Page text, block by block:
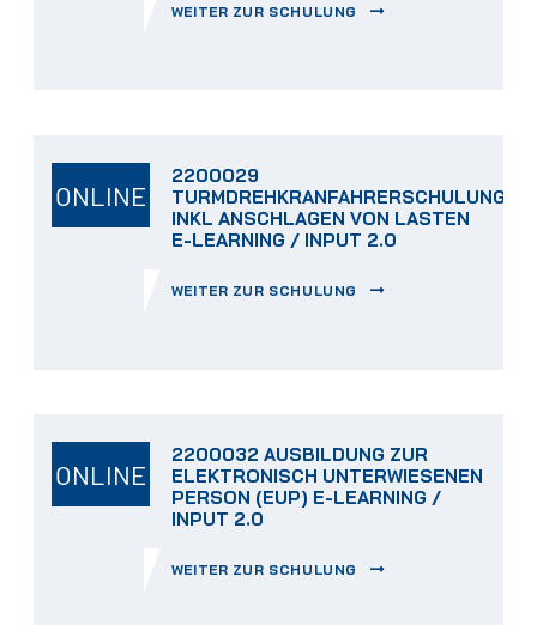
WEITER ZUR SCHULUNG
ONLINE
2200029
TURMDREHKRANFAHRERSCHULUNG
INKL ANSCHLAGEN VON LASTEN
E-LEARNING / INPUT 2.0
WEITER ZUR SCHULUNG
ONLINE
2200032 AUSBILDUNG ZUR
ELEKTRONISCH UNTERWIESENEN
PERSON (EUP) E-LEARNING /
INPUT 2.0
WEITER ZUR SCHULUNG